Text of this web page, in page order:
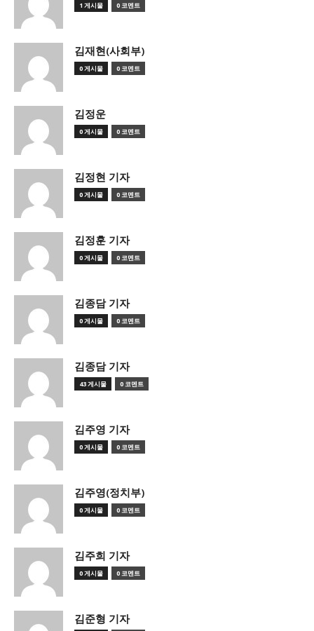
1 게시물 0 코멘트
김재현(사회부)
0 게시물 0 코멘트
김정운
0 게시물 0 코멘트
김정현 기자
0 게시물 0 코멘트
김정훈 기자
0 게시물 0 코멘트
김종담 기자
0 게시물 0 코멘트
김종담 기자
43 게시물 0 코멘트
김주영 기자
0 게시물 0 코멘트
김주영(정치부)
0 게시물 0 코멘트
김주희 기자
0 게시물 0 코멘트
김준형 기자